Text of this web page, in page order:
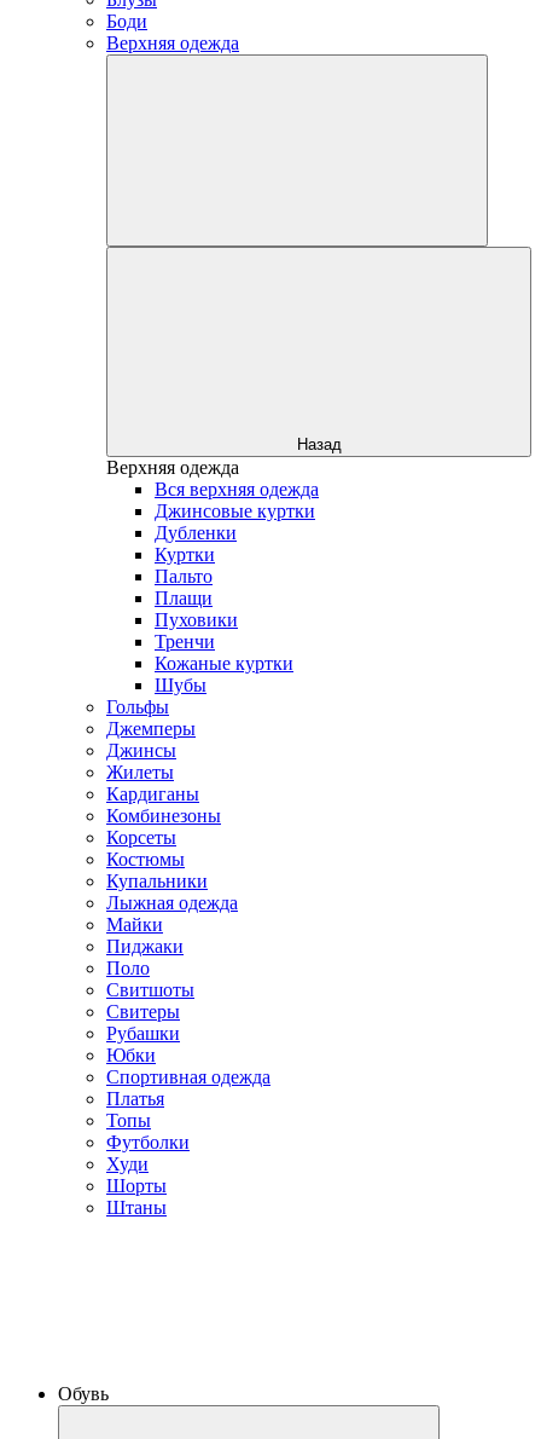
Боди
Верхняя одежда
Назад
Верхняя одежда
Вся верхняя одежда
Джинсовые куртки
Дубленки
Куртки
Пальто
Плащи
Пуховики
Тренчи
Кожаные куртки
Шубы
Гольфы
Джемперы
Джинсы
Жилеты
Кардиганы
Комбинезоны
Корсеты
Костюмы
Купальники
Лыжная одежда
Майки
Пиджаки
Поло
Свитшоты
Свитеры
Рубашки
Юбки
Спортивная одежда
Платья
Топы
Футболки
Худи
Шорты
Штаны
Обувь